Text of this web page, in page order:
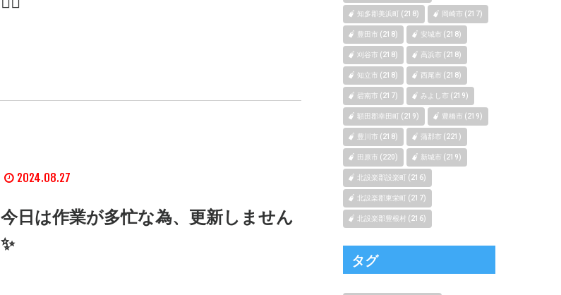
2024.08.27
今日は作業が多忙な為、更新しません
✨
知多郡美浜町 (218) 岡崎市 (217)
豊田市 (218) 安城市 (218)
刈谷市 (218) 高浜市 (218)
知立市 (218) 西尾市 (218)
碧南市 (217) みよし市 (219)
額田郡幸田町 (219) 豊橋市 (219)
豊川市 (218) 蒲郡市 (221)
田原市 (220) 新城市 (219)
北設楽郡設楽町 (216)
北設楽郡東栄町 (217)
北設楽郡豊根村 (216)
タグ